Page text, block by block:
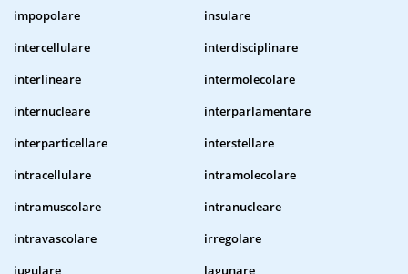
impopolare
insulare
intercellulare
interdisciplinare
interlineare
intermolecolare
internucleare
interparlamentare
interparticellare
interstellare
intracellulare
intramolecolare
intramuscolare
intranucleare
intravascolare
irregolare
iugulare
lagunare